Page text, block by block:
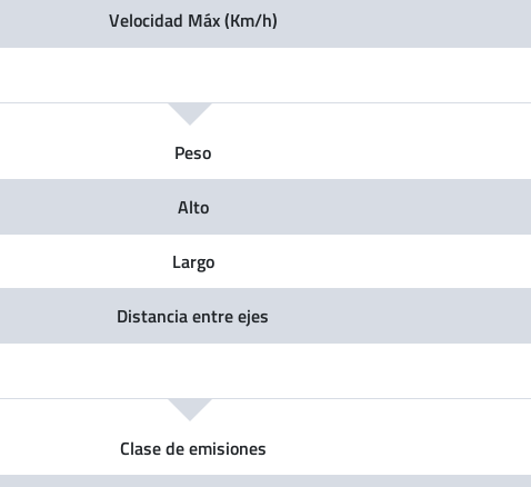
Velocidad Máx (Km/h)
Peso
Alto
Largo
Distancia entre ejes
Clase de emisiones